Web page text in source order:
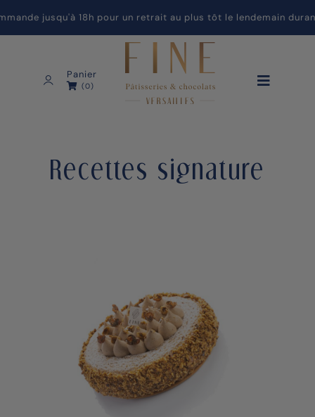
jusqu'à 18h pour un retrait au plus tôt le lendemain durant
Panier
(0)
Recettes signature